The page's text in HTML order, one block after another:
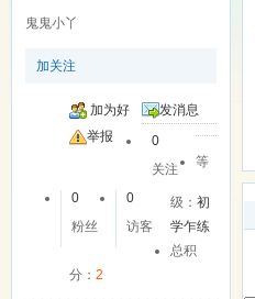
鬼鬼小丫
加关注
加为好
友
发消息
举报
0
关注
0
粉丝
0
访客
等
级：初
学乍练
总积
分： 2